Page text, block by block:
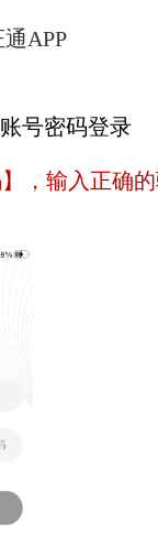
APP
号密码登录
，输入正确